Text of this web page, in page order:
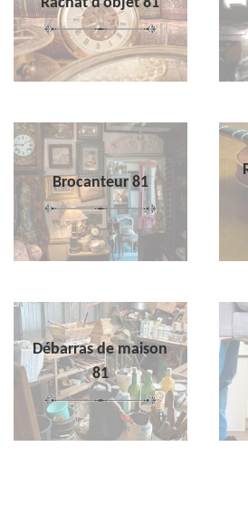
Brocanteur 81
Débarras de maison
81